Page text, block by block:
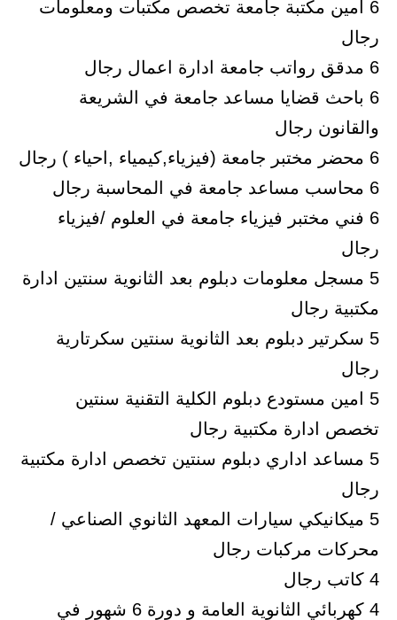
6 أمين مكتبة جامعة تخصص مكتبات ومعلومات
رجال
6 مدقق رواتب جامعة ادارة اعمال رجال
6 باحث قضايا مساعد جامعة في الشريعة
والقانون رجال
6 محضر مختبر جامعة (فيزياء,كيمياء ,احياء ) رجال
6 محاسب مساعد جامعة في المحاسبة رجال
6 فني مختبر فيزياء جامعة في العلوم /فيزياء
رجال
5 مسجل معلومات دبلوم بعد الثانوية سنتين ادارة
مكتبية رجال
5 سكرتير دبلوم بعد الثانوية سنتين سكرتارية
رجال
5 امين مستودع دبلوم الكلية التقنية سنتين
تخصص ادارة مكتبية رجال
5 مساعد اداري دبلوم سنتين تخصص ادارة مكتبية
رجال
5 ميكانيكي سيارات المعهد الثانوي الصناعي /
محركات مركبات رجال
4 كاتب رجال
4 كهربائي الثانوية العامة و دورة 6 شهور في